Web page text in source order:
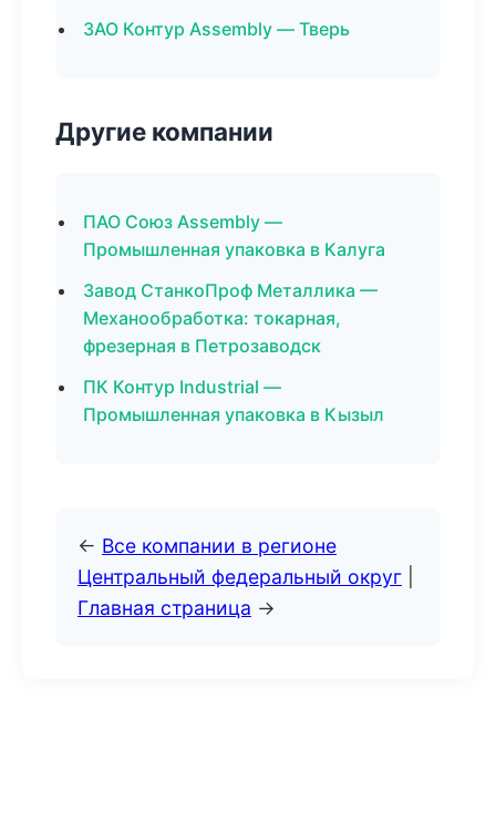
ЗАО Контур Assembly — Тверь
Другие компании
ПАО Союз Assembly —
Промышленная упаковка в Калуга
Завод СтанкоПроф Металлика —
Механообработка: токарная,
фрезерная в Петрозаводск
ПК Контур Industrial —
Промышленная упаковка в Кызыл
← Все компании в регионе
Центральный федеральный округ
Главная страница →